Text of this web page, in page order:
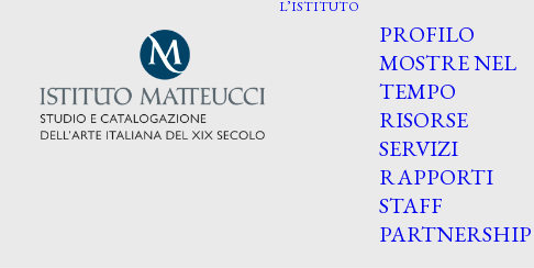
L’ISTITUTO
PROFILO
MOSTRE NEL
TEMPO
RISORSE
SERVIZI
RAPPORTI
STAFF
PARTNERSHIP